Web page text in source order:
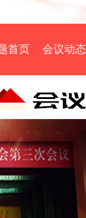
首页 会议动态